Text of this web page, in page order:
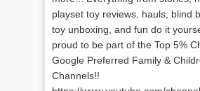
playset toy reviews, hauls, blind
toy unboxing, and fun do it
proud to be part of the Top 5%
Google Preferred Family &
Channels!!